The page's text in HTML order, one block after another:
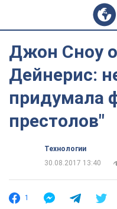
Джон Сноу
Дейнерис:
придумала
престолов"
Технологии
30.08.2017 13:40
1